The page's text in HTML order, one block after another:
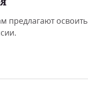
предлагают освоить